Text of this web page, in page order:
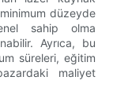
düzeyde
sahip olma
Ayrıca, bu
süreleri, eğitim
maliyet